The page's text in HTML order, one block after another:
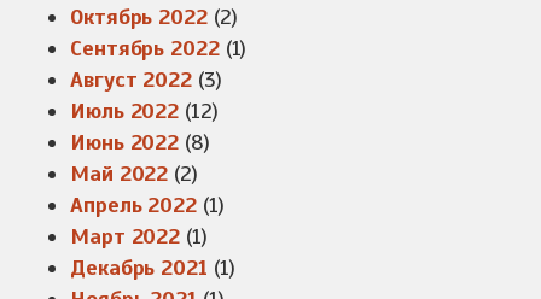
Октябрь 2022(2)
Сентябрь 2022(1)
Август 2022(3)
Июль 2022 (12)
Июнь 2022 (8)
Май 2022 (2)
Апрель 2022(1)
Март 2022 (1)
Декабрь 2021 (1)